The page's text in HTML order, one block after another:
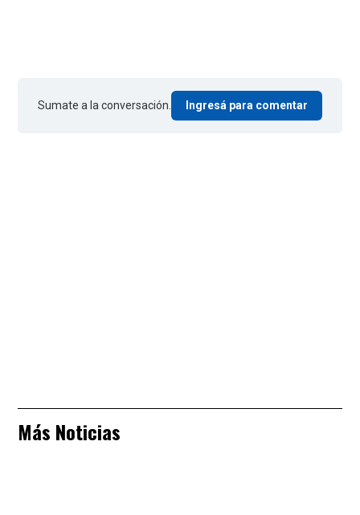
Sumate a la conversación. Ingresá para comentar
Más Noticias